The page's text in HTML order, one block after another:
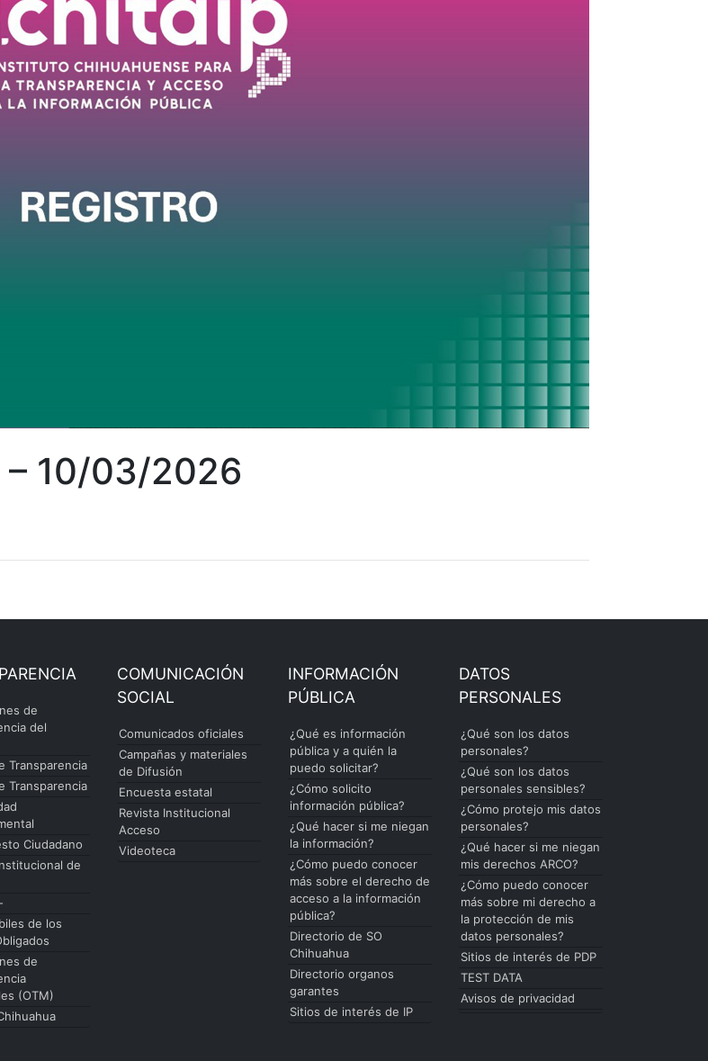
– 10/03/2026
de
del
Transparencia
Transparencia
Ciudadano
de
de los
de
(OTM)
COMUNICACIÓN
SOCIAL
Comunicados oficiales
Campañas y materiales
de Difusión
Encuesta estatal
Revista Institucional
Acceso
Videoteca
INFORMACIÓN
PÚBLICA
¿Qué es información
pública y a quién la
puedo solicitar?
¿Cómo solicito
información pública?
¿Qué hacer si me niegan
la información?
¿Cómo puedo conocer
más sobre el derecho de
acceso a la información
pública?
Directorio de SO
Chihuahua
Directorio organos
garantes
Sitios de interés de IP
DATOS
PERSONALES
¿Qué son los datos
personales?
¿Qué son los datos
personales sensibles?
¿Cómo protejo mis datos
personales?
¿Qué hacer si me niegan
mis derechos ARCO?
¿Cómo puedo conocer
más sobre mi derecho a
la protección de mis
datos personales?
Sitios de interés de PDP
TEST DATA
Avisos de privacidad